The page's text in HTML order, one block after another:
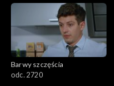
Barwy szczęścia
odc. 2720